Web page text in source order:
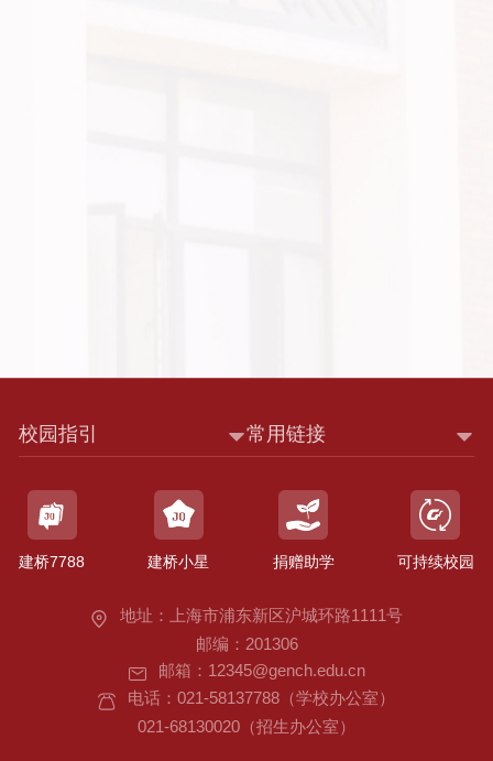
地址：上海市浦东新区沪城环路1111号
邮编：201306
邮箱：12345@gench.edu.cn
电话：021-58137788（学校办公室）
021-68130020（招生办公室）
校园指引 常用链接
建桥7788 建桥小星 捐赠助学 可持续校园